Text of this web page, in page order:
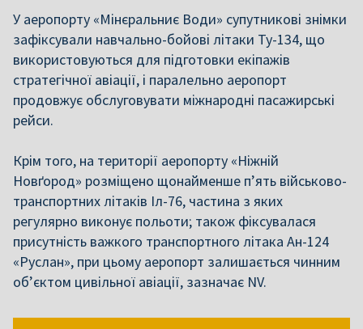
У аеропорту «Мінєральниє Води» супутникові знімки
зафіксували навчально-бойові літаки Ту-134, що
використовуються для підготовки екіпажів
стратегічної авіації, і паралельно аеропорт
продовжує обслуговувати міжнародні пасажирські
рейси.
Крім того, на території аеропорту «Ніжній
Новґород» розміщено щонайменше п’ять військово-
транспортних літаків Іл-76, частина з яких
регулярно виконує польоти; також фіксувалася
присутність важкого транспортного літака Ан-124
«Руслан», при цьому аеропорт залишається чинним
об’єктом цивільної авіації, зазначає NV.